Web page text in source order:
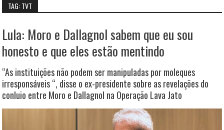
TAG: TVT
Lula: Moro e Dallagnol sabem que eu sou
honesto e que eles estão mentindo
“As instituições não podem ser manipuladas por moleques
irresponsáveis “, disse o ex-presidente sobre as revelações do
conluio entre Moro e Dallagnol na Operação Lava Jato